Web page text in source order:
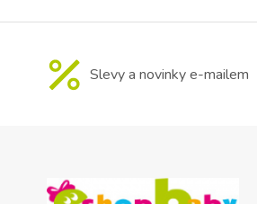
Slevy a novinky e-mailem